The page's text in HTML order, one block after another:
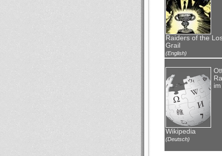
Raiders of the
Grail
(English)
im
Wikipedia
(Deutsch)